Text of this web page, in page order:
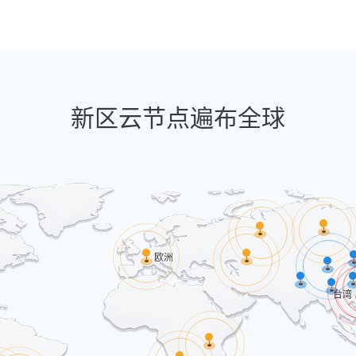
新区云节点遍布全球
台湾
欧洲